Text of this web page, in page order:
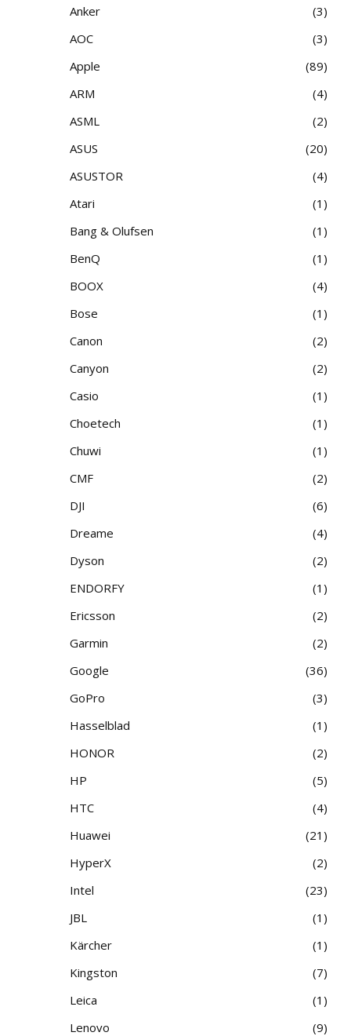
Anker
3
AOC
3
Apple
89
ARM
4
ASML
2
ASUS
20
ASUSTOR
4
Atari
1
Bang & Olufsen
1
BenQ
1
BOOX
4
Bose
1
Canon
2
Canyon
2
Casio
1
Choetech
1
Chuwi
1
CMF
2
DJI
6
Dreame
4
Dyson
2
ENDORFY
1
Ericsson
2
Garmin
2
Google
36
GoPro
3
Hasselblad
1
HONOR
2
HP
5
HTC
4
Huawei
21
HyperX
2
Intel
23
JBL
1
Kärcher
1
Kingston
7
Leica
1
Lenovo
9